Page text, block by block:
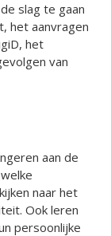
slag te gaan
het aanvragen
het
van
aan de
naar het
Ook leren
persoonlijke